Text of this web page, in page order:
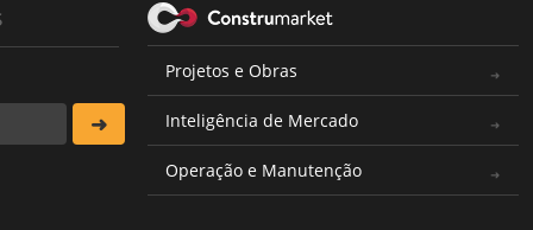
Projetos e Obras
Inteligência de Mercado
Operação e Manutenção